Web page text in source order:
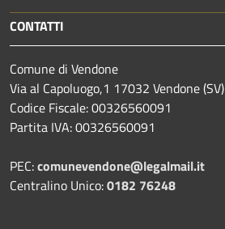
CONTATTI
Comune di Vendone
Via al Capoluogo,1 17032 Vendone (SV)
Codice Fiscale: 00326560091
Partita IVA: 00326560091
PEC:comunevendone@legalmail.it
Centralino Unico:0182 76248